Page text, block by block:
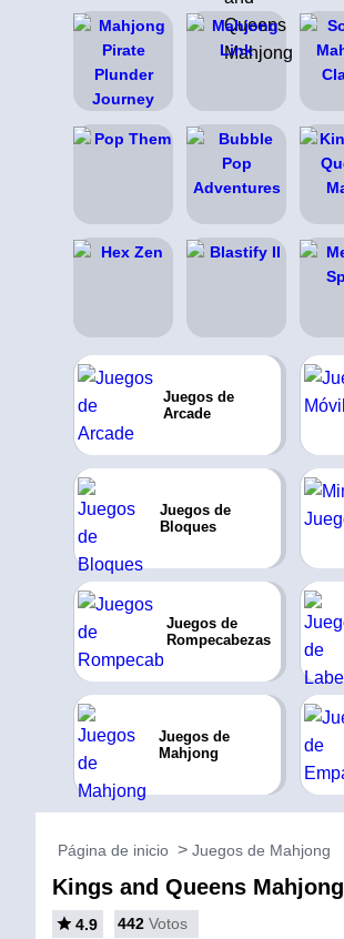
Juegos de
Arcade
Juegos de
Bloques
Juegos de
Rompecabezas
Juegos de
Mahjong
Página de inicio Juegos de Mahjong
Kings and Queens Mahjong
4.9 442 Votos